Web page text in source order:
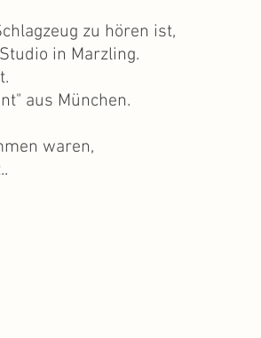
zu hören ist,
in Marzling.
aus München.
waren,